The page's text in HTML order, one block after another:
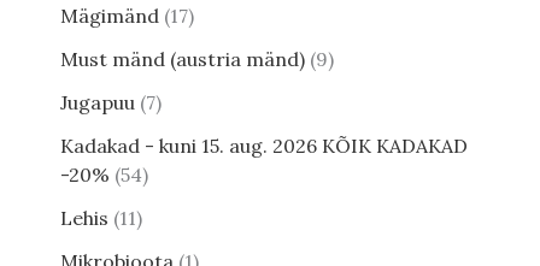
Mägimänd 17
Must mänd (austria mänd) 9
Jugapuu 7
Kadakad - kuni 15. aug. 2026 KÕIK KADAKAD
-20% 54
Lehis 11